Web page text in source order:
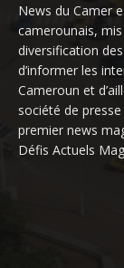
News du Camer
camerounais,
diversification
d’informer les
Cameroun et
société de
premier news
Défis Actuels